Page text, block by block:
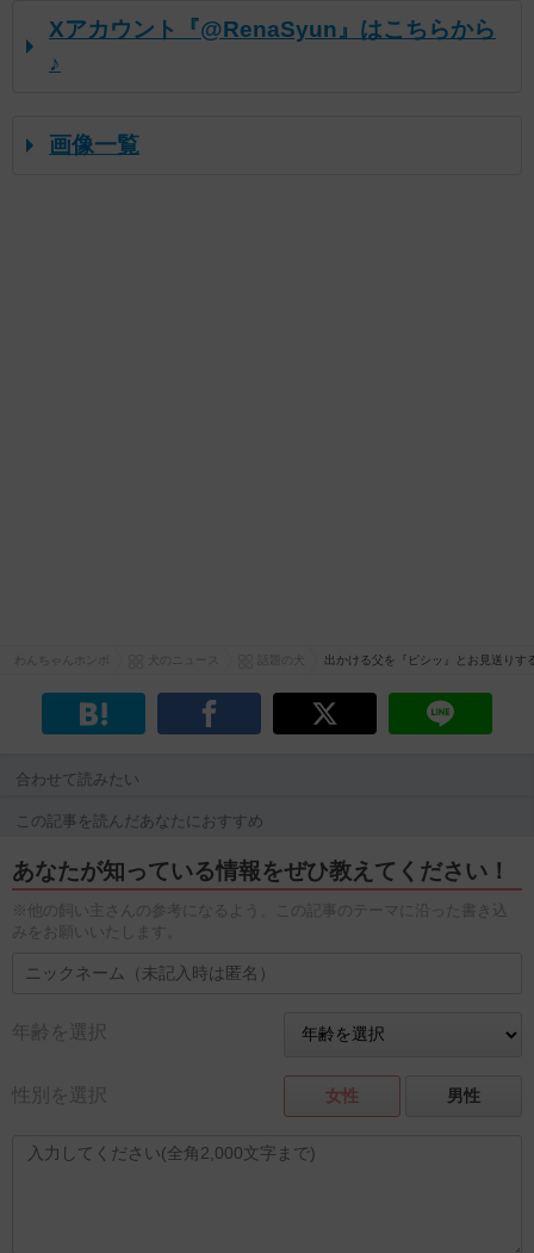
Xアカウント『@RenaSyun』はこちらから
♪
画像一覧
出かける父を『ピシッ』とお見送り
合わせて読みたい
この記事を読んだあなたにおすすめ
あなたが知っている情報をぜひ教えてください！
※他の飼い主さんの参考になるよう、この記事のテーマに沿った書き込
みをお願いいたします。
年齢を選択
性別を選択 女性 男性